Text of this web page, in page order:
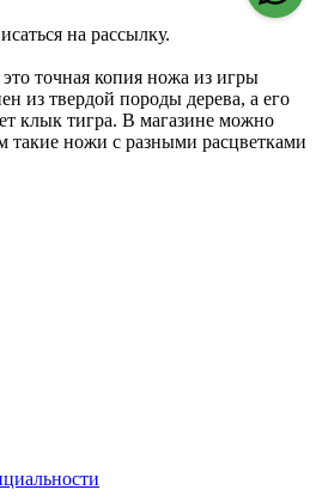
на рассылку.
точная копия ножа из игры
из твердой породы дерева, а его
клык тигра. В магазине можно
такие ножи с разными расцветками